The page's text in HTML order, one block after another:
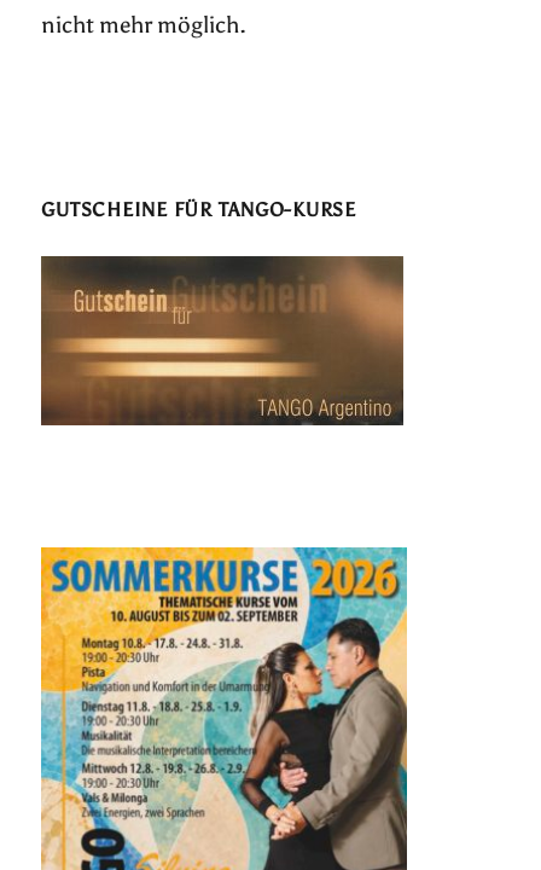
nicht mehr möglich.
GUTSCHEINE FÜR TANGO-KURSE